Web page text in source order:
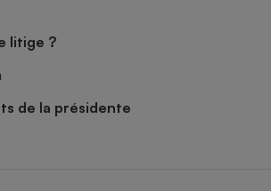
litige ?
de la présidente